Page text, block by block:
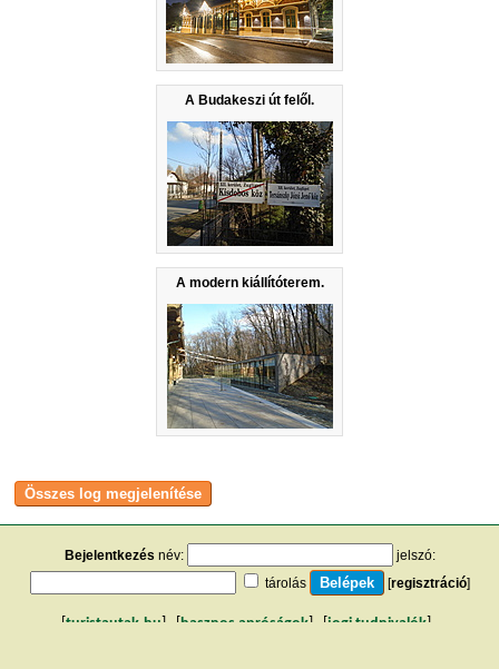
A Budakeszi út felől.
A modern kiállítóterem.
Bejelentkezés név:
jelszó:
tárolás
[regisztráció]
[turistautak.hu ] [hasznos apróságok] [jogi tudnivalók]